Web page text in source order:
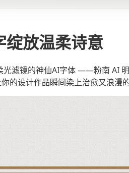
绽放温柔诗意
滤镜的神仙AI字体 ——粉南 AI
的设计作品瞬间染上治愈又浪漫的